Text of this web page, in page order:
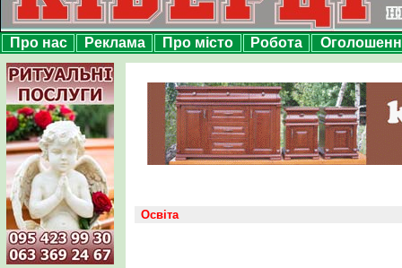
Про нас Реклама Про місто Робота
Освіта